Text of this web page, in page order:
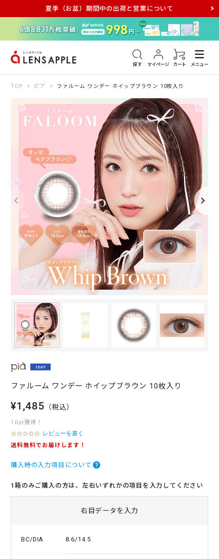
夏季（お盆）期間中の出荷と営業について
探す マイページ カート メニュー
アキュビュー メダリスト メガネ
TOP ピア ファルーム ワンデー ホイップブラウン 10枚入り
ファルーム ワンデー ホイップブラウン 10枚入り
¥1,485 （税込）
10pt獲得！
0
.
t
r
レビューを書く
送料無料でお届けします！
購入時の入力項目について
1箱のみご購入の方は、左右いずれかの項目を入力してください
右目データを入力
BC/DIA 8.6/14.5